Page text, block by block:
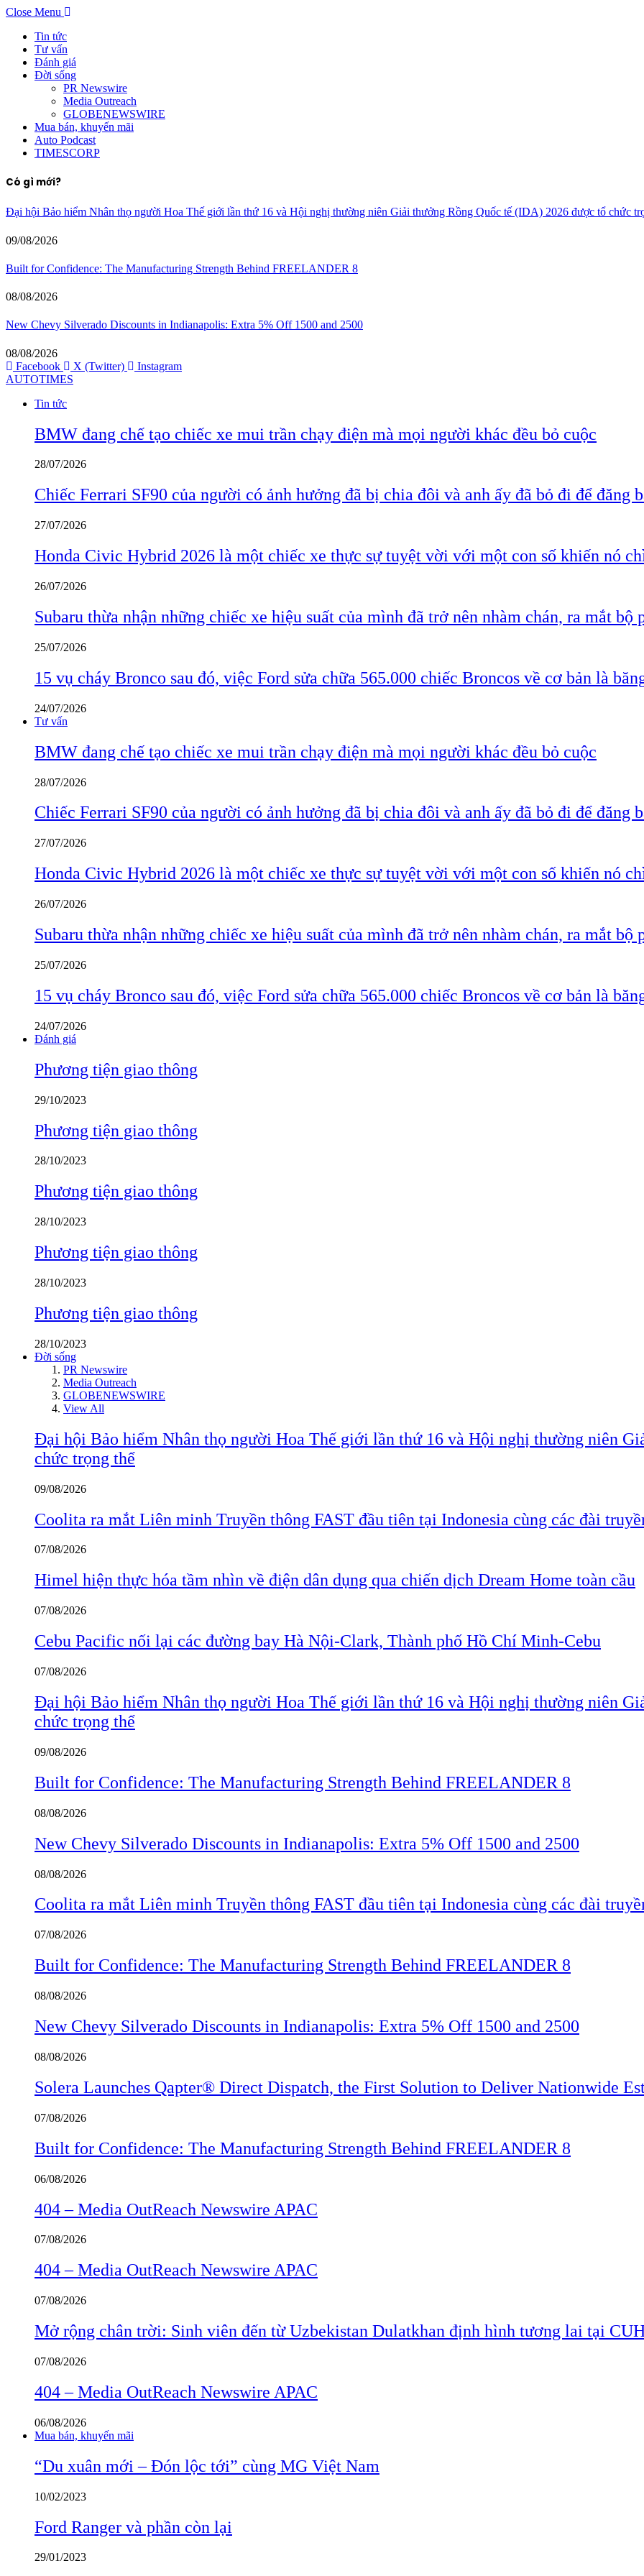
Close Menu
Tin tức
Tư vấn
Đánh giá
Đời sống
PR Newswire
Media Outreach
GLOBENEWSWIRE
Mua bán, khuyến mãi
Auto Podcast
TIMESCORP
Có gì mới?
Đại hội Bảo hiểm Nhân thọ người Hoa Thế giới lần thứ 16 và Hội nghị thường niên Giải thưởng Rồng Quốc tế (IDA) 2026 được tổ chức
09/08/2026
Built for Confidence: The Manufacturing Strength Behind FREELANDER 8
08/08/2026
New Chevy Silverado Discounts in Indianapolis: Extra 5% Off 1500 and 2500
08/08/2026
Facebook
X (Twitter)
Instagram
AUTOTIMES
Tin tức
BMW đang chế tạo chiếc xe mui trần chạy điện mà mọi người khác đều bỏ cuộc
28/07/2026
Chiếc Ferrari SF90 của người có ảnh hưởng đã bị chia đôi và anh ấy đã bỏ đi để đăng
27/07/2026
Honda Civic Hybrid 2026 là một chiếc xe thực sự tuyệt vời với một con số khiến nó
26/07/2026
Subaru thừa nhận những chiếc xe hiệu suất của mình đã trở nên nhàm chán, ra mắt bộ
25/07/2026
15 vụ cháy Bronco sau đó, việc Ford sửa chữa 565.000 chiếc Broncos về cơ bản là
24/07/2026
Tư vấn
BMW đang chế tạo chiếc xe mui trần chạy điện mà mọi người khác đều bỏ cuộc
28/07/2026
Chiếc Ferrari SF90 của người có ảnh hưởng đã bị chia đôi và anh ấy đã bỏ đi để đăng
27/07/2026
Honda Civic Hybrid 2026 là một chiếc xe thực sự tuyệt vời với một con số khiến nó
26/07/2026
Subaru thừa nhận những chiếc xe hiệu suất của mình đã trở nên nhàm chán, ra mắt bộ
25/07/2026
15 vụ cháy Bronco sau đó, việc Ford sửa chữa 565.000 chiếc Broncos về cơ bản là
24/07/2026
Đánh giá
Phương tiện giao thông
29/10/2023
Phương tiện giao thông
28/10/2023
Phương tiện giao thông
28/10/2023
Phương tiện giao thông
28/10/2023
Phương tiện giao thông
28/10/2023
Đời sống
PR Newswire
Media Outreach
GLOBENEWSWIRE
View All
Đại hội Bảo hiểm Nhân thọ người Hoa Thế giới lần thứ 16 và Hội nghị thường niên
chức trọng thể
09/08/2026
Coolita ra mắt Liên minh Truyền thông FAST đầu tiên tại Indonesia cùng các đài
07/08/2026
Himel hiện thực hóa tầm nhìn về điện dân dụng qua chiến dịch Dream Home toàn cầu
07/08/2026
Cebu Pacific nối lại các đường bay Hà Nội-Clark, Thành phố Hồ Chí Minh-Cebu
07/08/2026
Đại hội Bảo hiểm Nhân thọ người Hoa Thế giới lần thứ 16 và Hội nghị thường niên
chức trọng thể
09/08/2026
Built for Confidence: The Manufacturing Strength Behind FREELANDER 8
08/08/2026
New Chevy Silverado Discounts in Indianapolis: Extra 5% Off 1500 and 2500
08/08/2026
Coolita ra mắt Liên minh Truyền thông FAST đầu tiên tại Indonesia cùng các đài
07/08/2026
Built for Confidence: The Manufacturing Strength Behind FREELANDER 8
08/08/2026
New Chevy Silverado Discounts in Indianapolis: Extra 5% Off 1500 and 2500
08/08/2026
Solera Launches Qapter® Direct Dispatch, the First Solution to Deliver Nationwide
07/08/2026
Built for Confidence: The Manufacturing Strength Behind FREELANDER 8
06/08/2026
404 – Media OutReach Newswire APAC
07/08/2026
404 – Media OutReach Newswire APAC
07/08/2026
Mở rộng chân trời: Sinh viên đến từ Uzbekistan Dulatkhan định hình tương lai tại
07/08/2026
404 – Media OutReach Newswire APAC
06/08/2026
Mua bán, khuyến mãi
“Du xuân mới – Đón lộc tới” cùng MG Việt Nam
10/02/2023
Ford Ranger và phần còn lại
29/01/2023